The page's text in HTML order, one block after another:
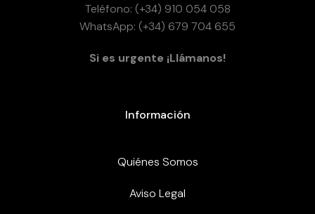
Teléfono: (+34) 910 054 058
WhatsApp: (+34) 679 704 655
Si es urgente ¡Llámanos!
Información
Quiénes Somos
Aviso Legal